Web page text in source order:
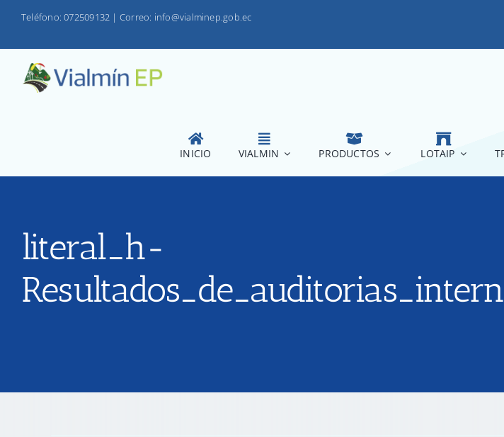
Teléfono: 072509132 | Correo: info@vialminep.gob.ec
INICIO VIALMIN PRODUCTOS LOTAIP
literal_h-